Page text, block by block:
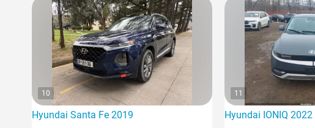
10
Hyundai Santa Fe 2019
11
Hyundai IONIQ 2022